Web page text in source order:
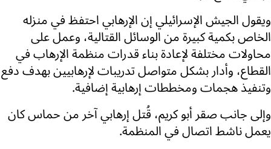
ويقول الجيش الإسرائيلي إن الإرهابي احتفظ في منزله
الخاص بكمية كبيرة من الوسائل القتالية، وعمل على
محاولات مختلفة لإعادة بناء قدرات منظمة الإرهاب في
القطاع، وأدار بشكل متواصل تدريبات لإرهابيين بهدف دفع
وتنفيذ هجمات ومخططات إرهابية إضافية.
وإلى جانب صقر أبو كريم، قُتل إرهابي آخر من حماس كان
يعمل ناشط اتصال في المنظمة.